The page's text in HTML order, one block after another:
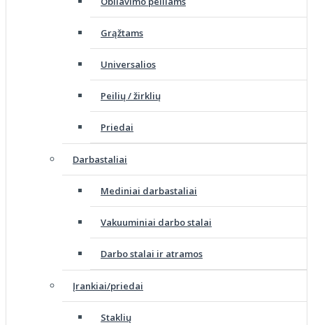
Grąžtams
Universalios
Peilių / žirklių
Priedai
Darbastaliai
Mediniai darbastaliai
Vakuuminiai darbo stalai
Darbo stalai ir atramos
Įrankiai/priedai
Staklių